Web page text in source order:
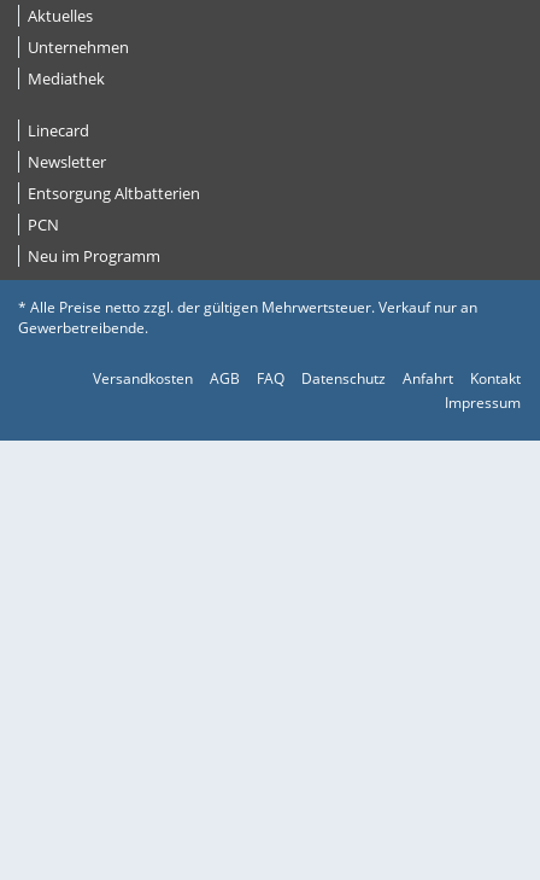
Aktuelles
Unternehmen
Mediathek
Linecard
Newsletter
Entsorgung Altbatterien
PCN
Neu im Programm
* Alle Preise netto zzgl. der gültigen Mehrwertsteuer. Verkauf nur an
Gewerbetreibende.
Versandkosten AGB FAQ Datenschutz Anfahrt
Kontakt
Impressum